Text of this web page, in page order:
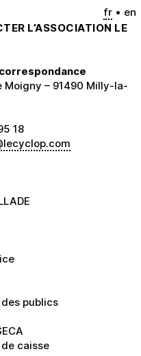
fr en
L’ASSOCIATION LE
Moigny – 91490 Milly-la-
18
des publics
caisse